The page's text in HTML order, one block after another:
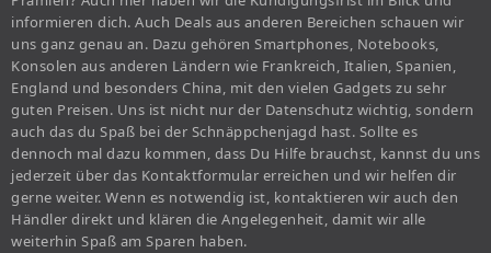
informieren dich. Auch Deals aus anderen Bereichen schauen wir
uns ganz genau an. Dazu gehören Smartphones, Notebooks,
Konsolen aus anderen Ländern wie Frankreich, Italien, Spanien,
England und besonders China, mit den vielen Gadgets zu sehr
guten Preisen. Uns ist nicht nur der Datenschutz wichtig, sondern
auch das du Spaß bei der Schnäppchenjagd hast. Sollte es
dennoch mal dazu kommen, dass Du Hilfe brauchst, kannst du uns
jederzeit über das Kontaktformular erreichen und wir helfen dir
gerne weiter. Wenn es notwendig ist, kontaktieren wir auch den
Händler direkt und klären die Angelegenheit, damit wir alle
weiterhin Spaß am Sparen haben.